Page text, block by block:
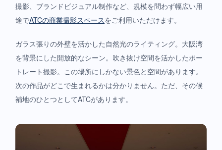
撮影、ブランドビジュアル制作など、規模を問わず幅広い用
途でATCの商業撮影スペースをご利用いただけます。
ガラス張りの外壁を活かした自然光のライティング。大阪湾
を背景にした開放的なシーン。吹き抜け空間を活かしたポー
トレート撮影。この場所にしかない景色と空間があります。
次の作品がどこで生まれるかは分かりません。ただ、その候
補地のひとつとしてATCがあります。